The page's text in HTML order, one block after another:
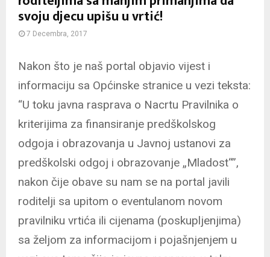
svoju djecu upišu u vrtić!
7 Decembra, 2017
Nakon što je naš portal objavio vijest i
informaciju sa Općinske stranice u vezi teksta:
“U toku javna rasprava o Nacrtu Pravilnika o
kriterijima za finansiranje predškolskog
odgoja i obrazovanja u Javnoj ustanovi za
predškolski odgoj i obrazovanje „Mladost“”,
nakon čije obave su nam se na portal javili
roditelji sa upitom o eventulanom novom
pravilniku vrtića ili cijenama (poskupljenjima)
sa željom za informacijom i pojašnjenjem u